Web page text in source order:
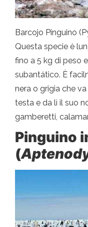
Barcojo Pinguino
Questa specie è
fino a 5 kg di peso
subantático. È
nera o grigia che
testa e da lì il suo
gamberetti,
Pinguino
(